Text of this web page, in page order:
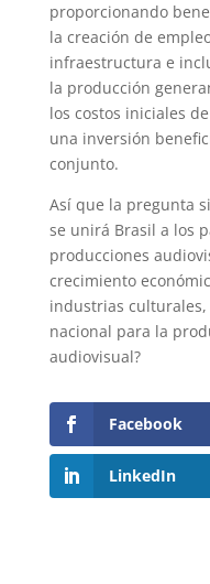
proporcionando
la creación de
infraestructura e
la producción
los costos iniciales
una inversión
conjunto.
Así que la pregunta
se unirá Brasil a los
producciones
crecimiento
industrias
nacional para la
audiovisual?
Facebook
LinkedIn